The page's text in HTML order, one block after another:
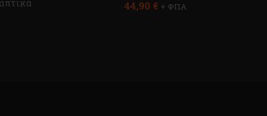
44,90 € + ΦΠΑ